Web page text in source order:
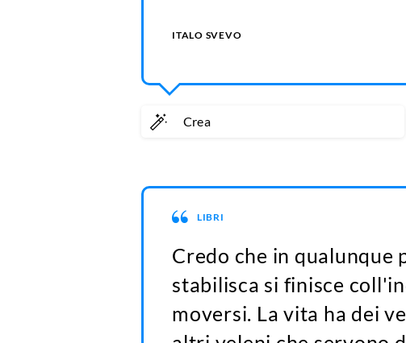
ITALO SVEVO
Crea
LIBRI
Credo che in qualunque
stabilisca si finisce
moversi. La vita ha dei